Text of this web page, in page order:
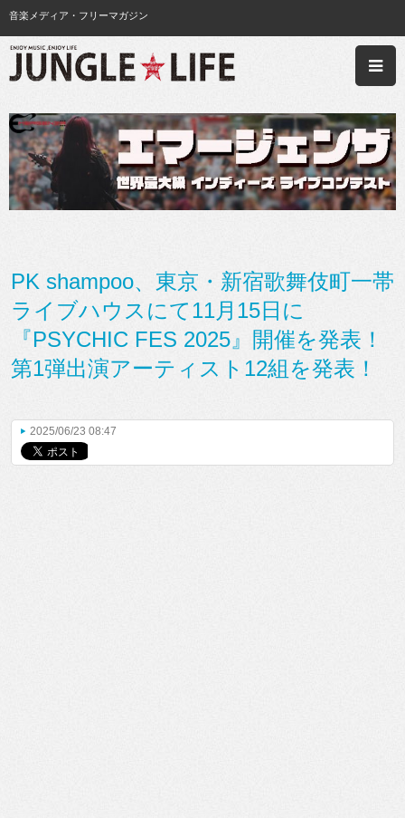
音楽メディア・フリーマガジン
PK shampoo、東京・新宿歌舞伎町一帯
ライブハウスにて11月15日に
『PSYCHIC FES 2025』開催を発表！
第1弾出演アーティスト12組を発表！
2025/06/23 08:47